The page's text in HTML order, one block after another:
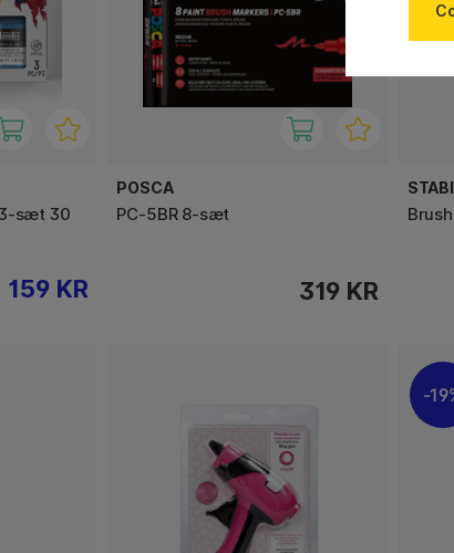
sæt 30
159 KR
POSCA
PC-5BR 8-sæt
319 KR